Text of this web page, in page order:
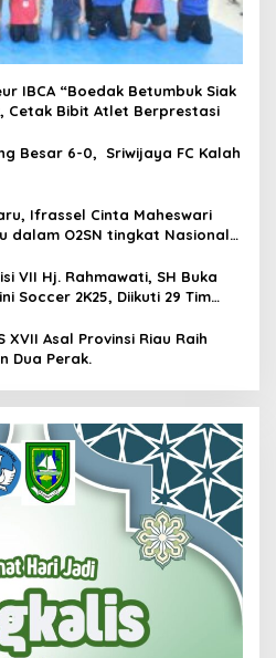
IBCA “Boedak Betumbuk Siak
Cetak Bibit Atlet Berprestasi
Besar 6-0, Sriwijaya FC Kalah
Ifrassel Cinta Maheswari
dalam O2SN tingkat Nasional
VII Hj. Rahmawati, SH Buka
Soccer 2K25, Diikuti 29 Tim
XVII Asal Provinsi Riau Raih
Dua Perak.